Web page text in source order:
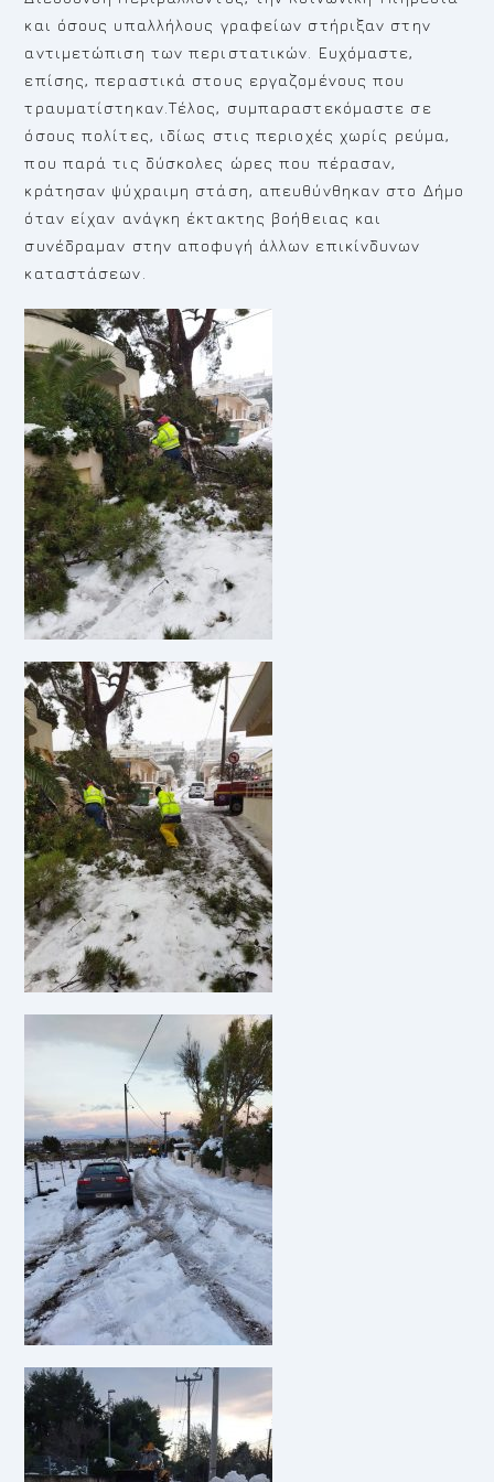
και όσους υπαλλήλους γραφείων στήριξαν στην
αντιμετώπιση των περιστατικών. Ευχόμαστε,
επίσης, περαστικά στους εργαζομένους που
τραυματίστηκαν.Τέλος, συμπαραστεκόμαστε σε
όσους πολίτες, ιδίως στις περιοχές χωρίς ρεύμα,
που παρά τις δύσκολες ώρες που πέρασαν,
κράτησαν ψύχραιμη στάση, απευθύνθηκαν στο Δήμο
όταν είχαν ανάγκη έκτακτης βοήθειας και
συνέδραμαν στην αποφυγή άλλων επικίνδυνων
καταστάσεων.